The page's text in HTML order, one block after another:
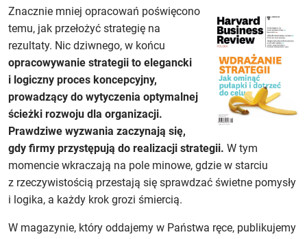
Znacznie mniej opracowań poświęcono
temu, jak przełożyć strategię na
rezultaty. Nic dziwnego, w końcu
opracowywanie strategii to elegancki
i logiczny proces koncepcyjny,
prowadzący do wytyczenia optymalnej
ścieżki rozwoju dla organizacji.
Prawdziwe wyzwania zaczynają się,
gdy firmy przystępują do realizacji strategii. W tym
momencie wkraczają na pole minowe, gdzie w starciu
z rzeczywistością przestają się sprawdzać świetne pomysły
i logika, a każdy krok grozi śmiercią.
W magazynie, który oddajemy w Państwa ręce, publikujemy